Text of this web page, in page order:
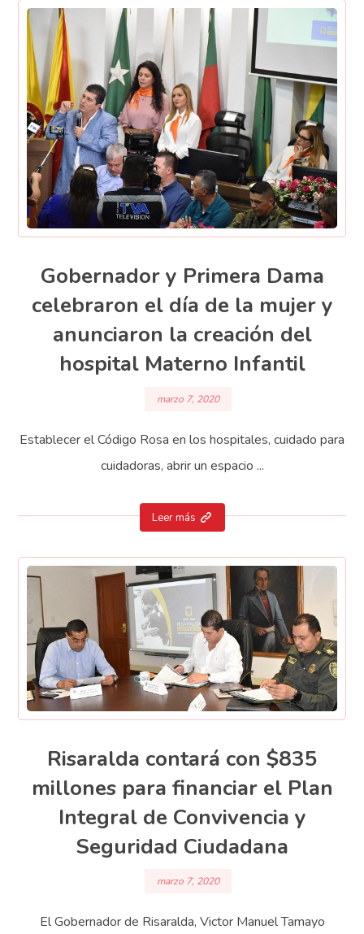
Gobernador y Primera Dama
celebraron el día de la mujer y
anunciaron la creación del
hospital Materno Infantil
marzo 7, 2020
Establecer el Código Rosa en los hospitales, cuidado para
cuidadoras, abrir un espacio ...
Leer más
Risaralda contará con $835
millones para financiar el Plan
Integral de Convivencia y
Seguridad Ciudadana
marzo 7, 2020
El Gobernador de Risaralda, Victor Manuel Tamayo